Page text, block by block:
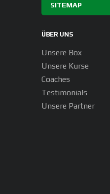
SITEMAP
ÜBER UNS
Unsere Box
Unsere Kurse
Coaches
Testimonials
Unsere Partner